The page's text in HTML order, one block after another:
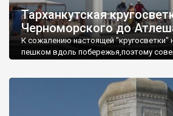
Тарханкутская
Черноморского до
К сожалению настоящей "кругосветки"
пешком вдоль побережья,поэтому